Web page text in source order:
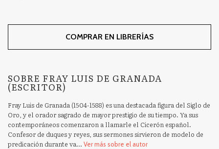
COMPRAR EN LIBRERÍAS
SOBRE FRAY LUIS DE GRANADA
(ESCRITOR)
Fray Luis de Granada (1504-1588) es una destacada figura del Siglo de
Oro, y el orador sagrado de mayor prestigio de su tiempo. Ya sus
contemporáneos comenzaron a llamarle el Cicerón español.
Confesor de duques y reyes, sus sermones sirvieron de modelo de
predicación durante va... Ver más sobre el autor